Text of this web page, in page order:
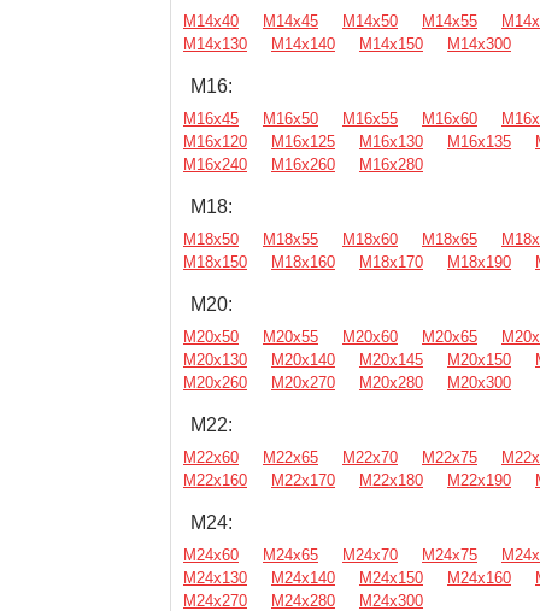
М14х40 М14х45 М14х50 М14х55
М14х130
М14х140 М14х150 М14х300
М16:
М16х45 М16х50 М16х55 М16х60
М16х120
М16х125 М16х130 М16х135
М16х240
М16х260 М16х280
М18:
М18х50 М18х55 М18х60 М18х65
М18х150
М18х160 М18х170 М18х190
М20:
М20х50 М20х55 М20х60 М20х65
М20х130
М20х140 М20х145 М20х150
М20х260
М20х270 М20х280 М20х300
М22:
М22х60 М22х65 М22х70 М22х75
М22х160
М22х170 М22х180 М22х190
М24:
М24х60 М24х65 М24х70 М24х75
М24х130
М24х140 М24х150 М24х160
М24х270
М24х280 М24х300